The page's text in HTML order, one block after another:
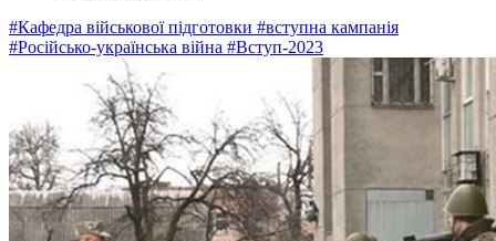
#Кафедра військової підготовки #вступна кампанія
#Російсько-українська війна #Вступ-2023